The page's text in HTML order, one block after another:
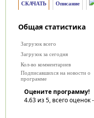
СКАЧАТЬ Описание
Общая статистика
Загрузок всего
Загрузок за сегодня
Кол-во комментариев
Подписавшихся на новости о
программе
Оцените программу!
4.63из 5, всего оценок -